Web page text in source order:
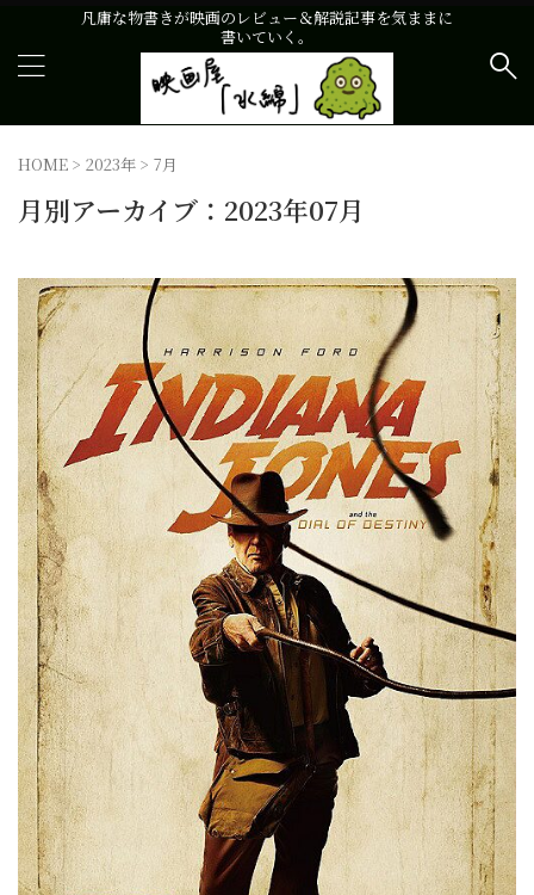
凡庸な物書きが映画のレビュー＆解説記事を気ままに
書いていく。
HOME > 2023年 > 7月
月別アーカイブ：2023年07月